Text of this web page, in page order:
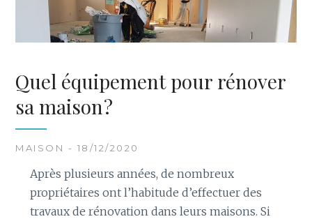
Quel équipement pour rénover
sa maison ?
MAISON - 18/12/2020
Après plusieurs années, de nombreux
propriétaires ont l’habitude d’effectuer des
travaux de rénovation dans leurs maisons. Si